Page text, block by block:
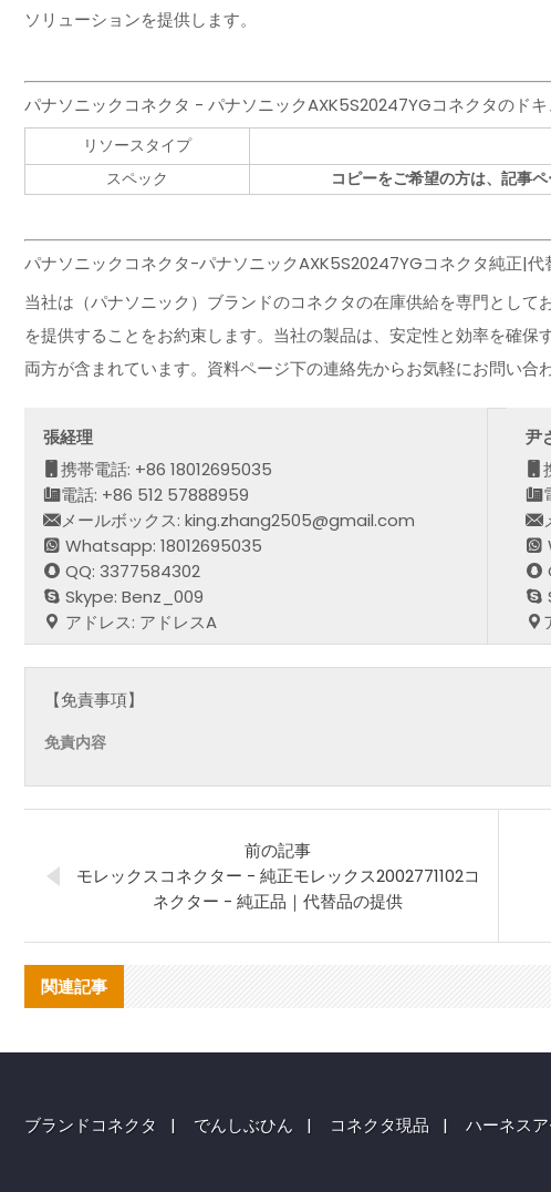
ソリューションを提供します。
パナソニックコネクタ - パナソニックAXK5S20247YGコネクタのド
リソースタイプ
スペック
コピーをご希望の方は、記事
パナソニックコネクタ-パナソニックAXK5S20247YGコネクタ純正|代
当社は（パナソニック）ブランドのコネクタの在庫供給を専門とし
を提供することをお約束します。当社の製品は、安定性と効率を確
両方が含まれています。資料ページ下の連絡先からお気軽にお問い合
張経理
携帯電話: +86 18012695035
電話: +86 512 57888959
メールボックス: king.zhang2505@gmail.com
Whatsapp: 18012695035
QQ: 3377584302
Skype: Benz_009
アドレス: アドレスA
尹
【免責事項】
免責内容
前の記事
モレックスコネクター - 純正モレックス2002771102コ
ネクター - 純正品｜代替品の提供
関連記事
ブランドコネクタ | でんしぶひん | コネクタ現品 | ハーネス